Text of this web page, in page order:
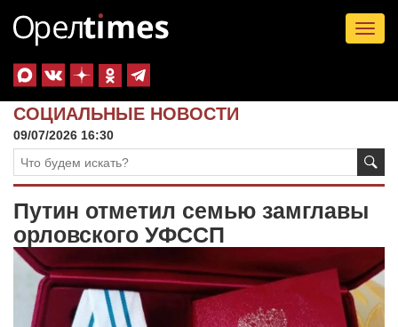
СОЦИАЛЬНЫЕ НОВОСТИ
09/07/2026 16:30
Путин отметил семью замглавы
орловского УФССП